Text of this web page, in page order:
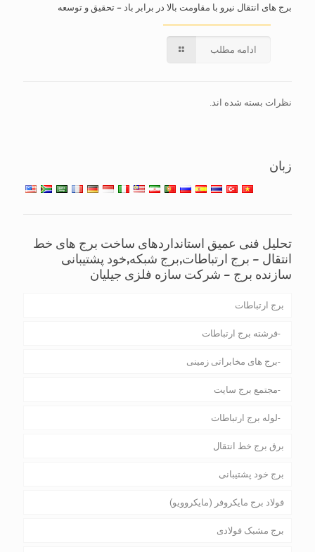
برج های انتقال نیرو با مقاومت بالا در برابر باد – تحقیق و توسعه
ادامه مطلب
نظرات بسته شده اند.
زبان
تحلیل فنی عمیق استانداردهای ساخت برج های خط
انتقال – برج ارتباطات,برج شبکه,خود پشتیبانی
سازنده برج – شرکت سازه فلزی جیلیان
برج ارتباطات
فرشته برج ارتباطات
برج های مخابراتی زمینی
مجتمع برج سایت
لوله برج ارتباطات
برق برج خط انتقال
برج خود پشتیبانی
فولاد برج مایکروفر (مایکروویو)
برج مشبک فولادی